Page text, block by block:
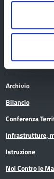
Archivio
Bilancio
Conferenza
Infrastrutture,
Istruzione
Noi Contro le